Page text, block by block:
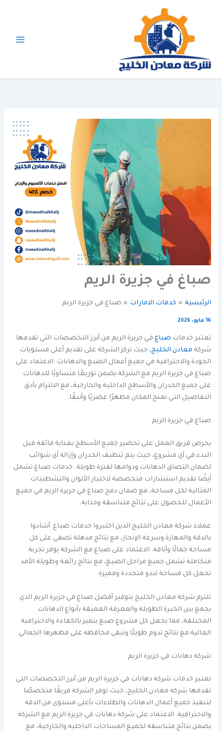
صباغ في جزيرة الريم
الرئيسية خدمات الامارات صباغ في جزيرة الريم
16 مايو، 2026
تعتبر خدمات صباغ في جزيرة الريم من أبرز التخصصات التي تقدمها
شركة معادن الخليج، حيث تركز الشركة على تقديم أعلى مستويات
الجودة والاحترافية في جميع أعمال الصبغ والدهانات. الاعتماد على
صباغ في جزيرة الريم مع الشركة يضمن توزيعًا متساويًا للدهانات
على جميع الجدران والأسطح الداخلية والخارجية، مع الالتزام بأدق
التفاصيل التي تمنح المكان مظهرًا عصريًا وأنيقًا.
صباغ في جزيرة الريم
يحرص فريق العمل على تحضير جميع الأسطح بعناية فائقة قبل
البدء في أي مشروع، حيث يتم تنظيف الجدران وإزالة أي شوائب
لضمان التصاق الدهانات ودوامها لفترة طويلة. خدمات صباغ تشمل
أيضًا تقديم استشارات متخصصة لاختيار الألوان والتشطيبات
المثالية لكل مساحة، مع ضمان دمج صباغ في جزيرة الريم في جميع
الأعمال للحصول على نتائج متناسقة وجذابة.
عملاء شركة معادن الخليج الذين اختبروا خدمات صباغ أشادوا
بالدقة والمهارة وسرعة الإنجاز، مع نتائج مذهلة تضفي على كل
مساحة جمالًا وأناقة. الاعتماد على صباغ مع الشركة يوفر تجربة
متكاملة تشمل جميع مراحل الصبغ، مع نتائج رائعة وطويلة الأمد
تجعل كل مساحة تبدو متجددة ومميزة.
تلتزم شركة معادن الخليج بتوفير أفضل صباغ في جزيرة الريم الذي
يجمع بين الخبرة الطويلة والمعرفة العميقة بأنواع الدهانات
المختلفة، مما يجعل كل مشروع صبغ يتميز بالكفاءة والاحترافية
العالية مع نتائج تدوم طويلًا وتبقى محافظة على مظهرها الجمالي.
شركة دهانات في جزيرة الريم
تعتبر خدمات شركة دهانات في جزيرة الريم من أبرز التخصصات التي
تقدمها شركة معادن الخليج، حيث توفر الشركة فريقًا متخصصًا
لتنفيذ جميع أعمال الدهانات والطلاءات بأعلى مستوى من الدقة
والاحترافية. الاعتماد على شركة دهانات في جزيرة الريم مع الشركة
يضمن نتائج متناسقة لجميع المساحات الداخلية والخارجية، مع